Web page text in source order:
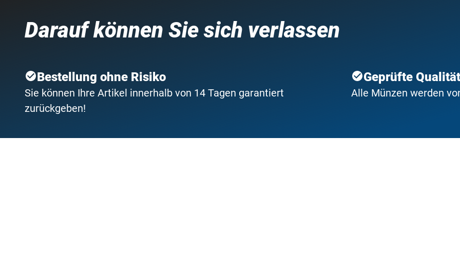
Darauf können Sie sich verlassen
Bestellung ohne Risiko
Sie können Ihre Artikel innerhalb von 14 Tagen garantiert
zurückgeben!
Geprüfte Qualität
Alle Münzen werden